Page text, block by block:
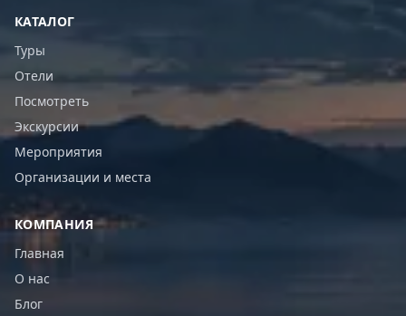
КАТАЛОГ
Туры
Отели
Посмотреть
Экскурсии
Мероприятия
Организации и места
КОМПАНИЯ
Главная
О нас
Блог